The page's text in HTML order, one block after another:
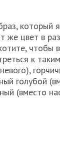
который
же цвет в
чтобы
к
голубой
(вместо